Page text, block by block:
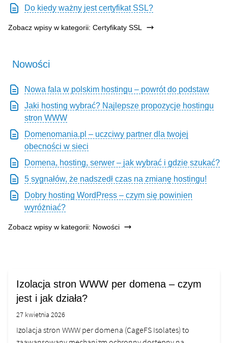
Do kiedy ważny jest certyfikat SSL?
Zobacz wpisy w kategorii: Certyfikaty SSL
Nowości
Nowa fala w polskim hostingu – powrót do podstaw
Jaki hosting wybrać? Najlepsze propozycje hostingu
stron WWW
Domenomania.pl – uczciwy partner dla twojej
obecności w sieci
Domena, hosting, serwer – jak wybrać i gdzie szukać?
5 sygnałów, że nadszedł czas na zmianę hostingu!
Dobry hosting WordPress – czym się powinien
wyróżniać?
Zobacz wpisy w kategorii: Nowości
Izolacja stron WWW per domena – czym
jest i jak działa?
27 kwietnia 2026
Izolacja stron WWW per domena (CageFS Isolates) to